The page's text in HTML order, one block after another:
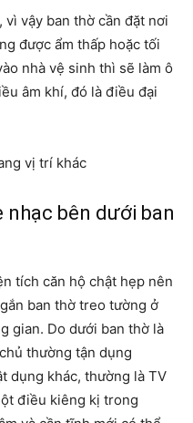
vậy ban thờ cần đặt nơi
được ẩm thấp hoặc tối
nhà vệ sinh thì sẽ làm ô
âm khí, đó là điều đại
vị trí khác
bên dưới ban
tích căn hộ chật hẹp nên
ban thờ treo tường ở
gian. Do dưới ban thờ là
thường tận dụng
dụng khác, thường là TV
điều kiêng kị trong